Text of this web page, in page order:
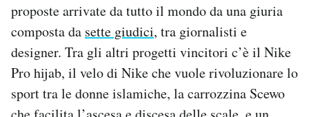
proposte arrivate da tutto il mondo da una giuria
composta da sette giudici, tra giornalisti e
designer. Tra gli altri progetti vincitori c’è il Nike
Pro hijab, il velo di Nike che vuole rivoluzionare lo
sport tra le donne islamiche, la carrozzina Scewo